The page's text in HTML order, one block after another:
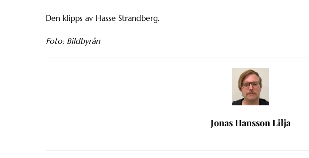
Den klipps av Hasse Strandberg.
Foto: Bildbyrån
Jonas Hansson Lilja